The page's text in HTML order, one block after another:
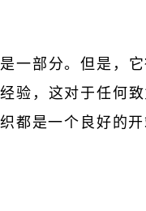
一部分。但是，
验，这对于任何
都是一个良好的开